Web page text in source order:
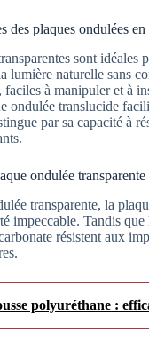
des plaques ondulées
sont
lumière naturelle sans
faciles à manipuler et à
ondulée translucide
par sa capacité à
ondulée transparente
transparente, la
impeccable. Tandis
résistent aux
polyuréthane :